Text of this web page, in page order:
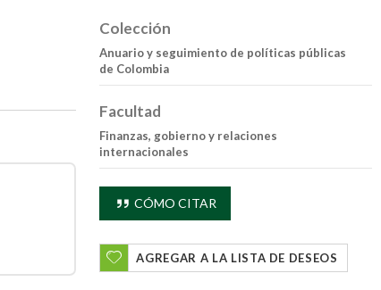
Colección
Anuario y seguimiento de políticas públicas
de Colombia
Facultad
Finanzas, gobierno y relaciones
internacionales
CÓMO CITAR
AGREGAR A LA LISTA DE DESEOS